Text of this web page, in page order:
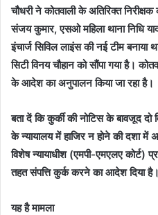
चौधरी ने कोतवाली के अतिरिक्त
संजय कुमार, एसओ महिला थाना निधि
इंचार्ज सिविल लाइंस की नई टीम बनाया
सिटी विनय चौहान को सौंपा गया है।
के आदेश का अनुपालन किया जा रहा है।
बता दें कि कुर्की की नोटिस के बावजूद दो
के न्यायालय में हाजिर न होने की दशा में
विशेष न्यायाधीश (एमपी-एमएलए कोर्ट)
तहत संपत्ति कुर्क करने का आदेश दिया है।
यह है मामला